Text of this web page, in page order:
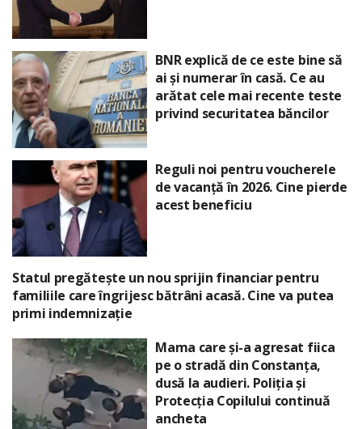
BNR explică de ce este bine să
ai și numerar în casă. Ce au
arătat cele mai recente teste
privind securitatea băncilor
Reguli noi pentru voucherele
de vacanță în 2026. Cine pierde
acest beneficiu
Statul pregătește un nou sprijin financiar pentru
familiile care îngrijesc bătrâni acasă. Cine va putea
primi indemnizație
Mama care și-a agresat fiica
pe o stradă din Constanța,
dusă la audieri. Poliția și
Protecția Copilului continuă
ancheta